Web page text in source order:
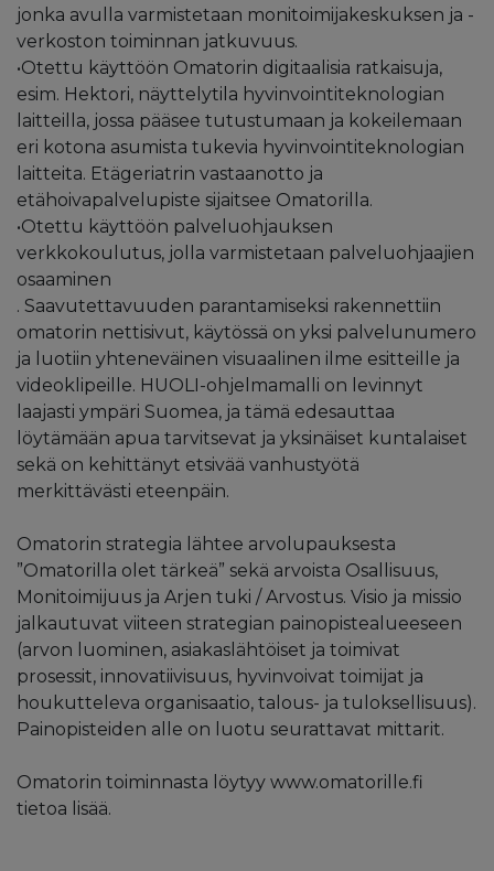
jonka avulla varmistetaan monitoimijakeskuksen ja -
verkoston toiminnan jatkuvuus.
•Otettu käyttöön Omatorin digitaalisia ratkaisuja,
esim. Hektori, näyttelytila hyvinvointiteknologian
laitteilla, jossa pääsee tutustumaan ja kokeilemaan
eri kotona asumista tukevia hyvinvointiteknologian
laitteita. Etägeriatrin vastaanotto ja
etähoivapalvelupiste sijaitsee Omatorilla.
•Otettu käyttöön palveluohjauksen
verkkokoulutus, jolla varmistetaan palveluohjaajien
osaaminen
. Saavutettavuuden parantamiseksi rakennettiin
omatorin nettisivut, käytössä on yksi palvelunumero
ja luotiin yhteneväinen visuaalinen ilme esitteille ja
videoklipeille. HUOLI-ohjelmamalli on levinnyt
laajasti ympäri Suomea, ja tämä edesauttaa
löytämään apua tarvitsevat ja yksinäiset kuntalaiset
sekä on kehittänyt etsivää vanhustyötä
merkittävästi eteenpäin.
Omatorin strategia lähtee arvolupauksesta
”Omatorilla olet tärkeä” sekä arvoista Osallisuus,
Monitoimijuus ja Arjen tuki / Arvostus. Visio ja missio
jalkautuvat viiteen strategian painopistealueeseen
(arvon luominen, asiakaslähtöiset ja toimivat
prosessit, innovatiivisuus, hyvinvoivat toimijat ja
houkutteleva organisaatio, talous- ja tuloksellisuus).
Painopisteiden alle on luotu seurattavat mittarit.
Omatorin toiminnasta löytyy www.omatorille.fi
tietoa lisää.